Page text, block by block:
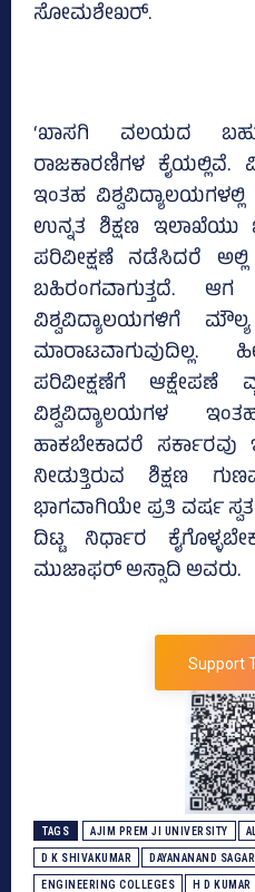
ಸೋಮಶೇಖರ್‌.
‘ಖಾಸಗಿ ವಲಯದ
ರಾಜಕಾರಣಿಗಳ ಕೈಯಲ್ಲಿವೆ.
ಇಂತಹ ವಿಶ್ವವಿದ್ಯಾಲಯಗಳಲ್ಲಿ
ಉನ್ನತ ಶಿಕ್ಷಣ ಇಲಾಖೆಯು
ಪರಿವೀಕ್ಷಣೆ ನಡೆಸಿದರೆ ಅಲ್ಲಿ
ಬಹಿರಂಗವಾಗುತ್ತದೆ.
ವಿಶ್ವವಿದ್ಯಾಲಯಗಳಿಗೆ ಮೌಲ್ಯ
ಮಾರಾಟವಾಗುವುದಿಲ್ಲ.
ಪರಿವೀಕ್ಷಣೆಗೆ ಆಕ್ಷೇಪಣೆ
ವಿಶ್ವವಿದ್ಯಾಲಯಗಳ
ಹಾಕಬೇಕಾದರೆ ಸರ್ಕಾರವು
ನೀಡುತ್ತಿರುವ ಶಿಕ್ಷಣ
ಭಾಗವಾಗಿಯೇ ಪ್ರತಿ ವರ್ಷ
ದಿಟ್ಟ ನಿರ್ಧಾರ
ಮುಜಾಫರ್‌ ಅಸ್ಸಾದಿ ಅವರು.
Support
TAGS AJIM PREM JI UNIVERSITY
D K SHIVAKUMAR DAYANANAND SAGAR
ENGINEERING COLLEGES H D KUMAR